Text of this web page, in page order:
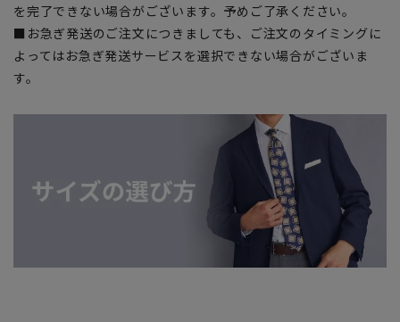
を完了できない場合がございます。予めご了承ください。
■お急ぎ発送のご注文につきましても、ご注文のタイミングに
よってはお急ぎ発送サービスを選択できない場合がございま
す。